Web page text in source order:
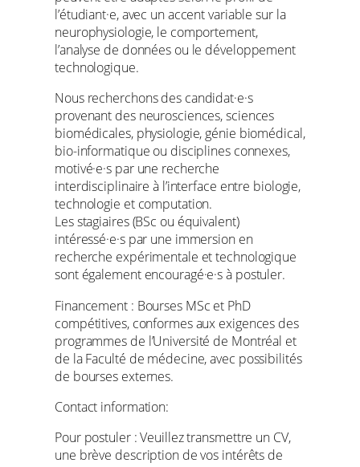
l’étudiant·e, avec un accent variable sur la
neurophysiologie, le comportement,
l’analyse de données ou le développement
technologique.
Nous recherchons des candidat·e·s
provenant des neurosciences, sciences
biomédicales, physiologie, génie biomédical,
bio-informatique ou disciplines connexes,
motivé·e·s par une recherche
interdisciplinaire à l’interface entre biologie,
technologie et computation.
Les stagiaires (BSc ou équivalent)
intéressé·e·s par une immersion en
recherche expérimentale et technologique
sont également encouragé·e·s à postuler.
Financement : Bourses MSc et PhD
compétitives, conformes aux exigences des
programmes de l’Université de Montréal et
de la Faculté de médecine, avec possibilités
de bourses externes.
Contact information:
Pour postuler : Veuillez transmettre un CV,
une brève description de vos intérêts de